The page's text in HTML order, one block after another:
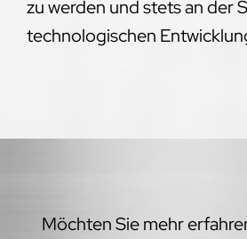
zu werden und stets an der
technologischen
Möchten Sie mehr